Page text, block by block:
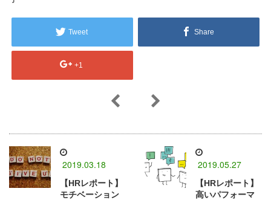
Tweet Share
+1
2019.03.18
【HRレポート】
モチベーション
2019.05.27
【HRレポート】
高いパフォーマ